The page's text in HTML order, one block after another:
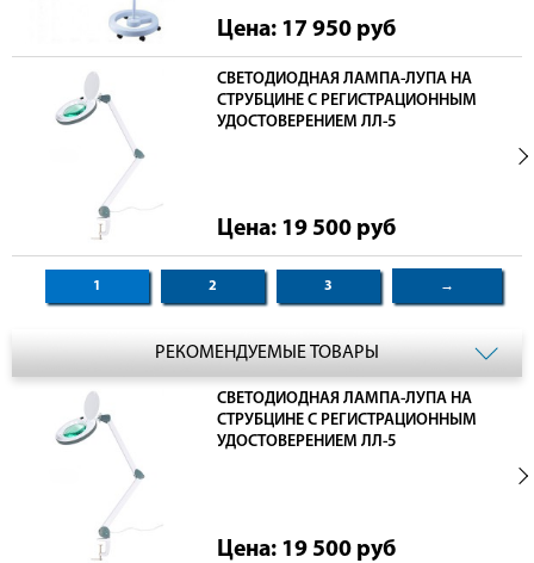
Цена: 17 950 руб
СВЕТОДИОДНАЯ ЛАМПА-ЛУПА НА
СТРУБЦИНЕ С РЕГИСТРАЦИОННЫМ
УДОСТОВЕРЕНИЕМ ЛЛ-5
Цена: 19 500 руб
1 2 3 →
РЕКОМЕНДУЕМЫЕ ТОВАРЫ
СВЕТОДИОДНАЯ ЛАМПА-ЛУПА НА
СТРУБЦИНЕ С РЕГИСТРАЦИОННЫМ
УДОСТОВЕРЕНИЕМ ЛЛ-5
Цена: 19 500 руб